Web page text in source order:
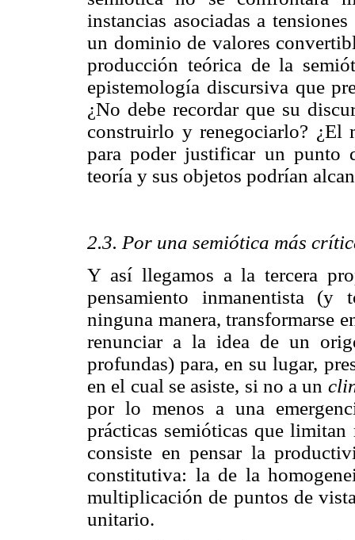
instancias asociadas a
un dominio de valores
producción teórica de la
epistemología discursiva que
¿No debe recordar que su
construirlo y renegociarlo? ¿El
para poder justificar un punto
teoría y sus objetos podrían
2.3. Por una semiótica más
Y así llegamos a la tercera
pensamiento inmanentista (y
ninguna manera, transformarse
renunciar a la idea de un
profundas) para, en su lugar,
en el cual se asiste, si no a un
por lo menos a una
prácticas semióticas que
consiste en pensar la
constitutiva: la de la
multiplicación de puntos de
unitario.